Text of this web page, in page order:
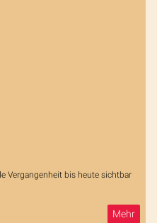
Vergangenheit bis heute sichtbar
Mehr